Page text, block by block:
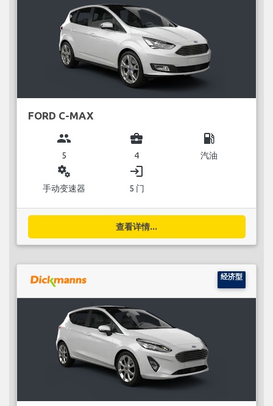
FORD C-MAX
group
5
business_center
4
local_gas_station
汽油
miscellaneous_services
手动变速器
login
5 门
查看详情...
经济型